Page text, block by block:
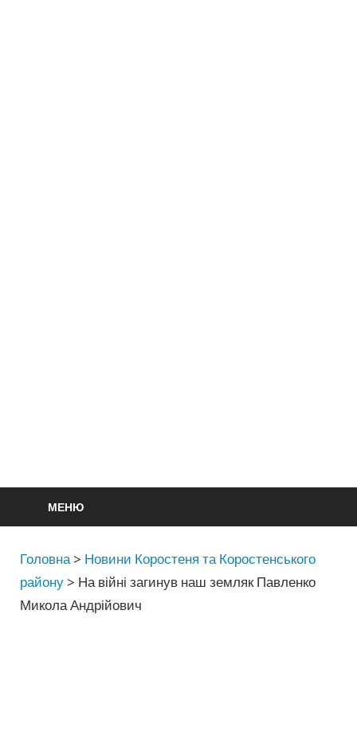
МЕНЮ
Головна > Новини Коростеня та Коростенського
району > На війні загинув наш земляк Павленко
Микола Андрійович